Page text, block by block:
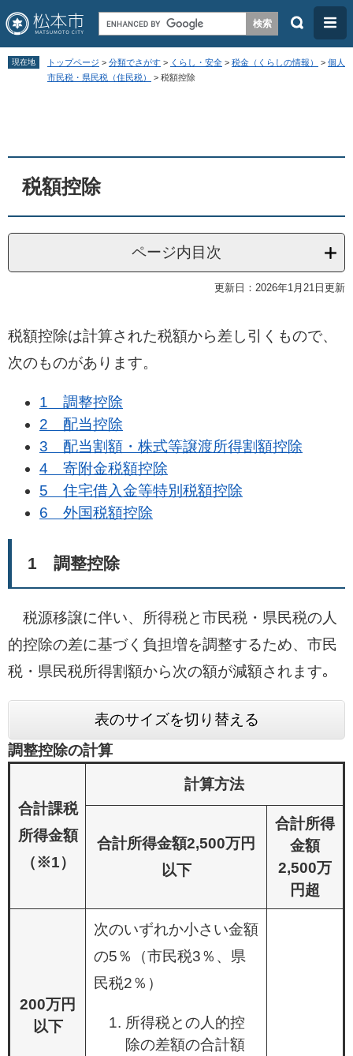
ペ
す
。
メ
し
て
検
メ
ニ
ュ
現在地 トップページ > 分類でさがす > くらし・安全 > 税金（くらしの情報） > 個人
市民税・県民税（住民税）
> 税額控除
税額控除
ページ内目次
更新日：2026年1月21日更新
税額控除は計算された税額から差し引くもので、
次のものがあります。
1 調整控除
2 配当控除
3 配当割額・株式等譲渡所得割額控除
4 寄附金税額控除
5 住宅借入金等特別税額控除
6 外国税額控除
1 調整控除
税源移譲に伴い、所得税と市民税・県民税の人
的控除の差に基づく負担増を調整するため、市民
税・県民税所得割額から次の額が減額されます｡
表のサイズを切り替える
調整控除の計算
合計課税
所得金額
（※1）
計算方法
合計所得金額2,500万円
以下
合計所得
金額
2,500万
円超
200万円
以下
次のいずれか小さい金額
の5％（市民税3％、県
民税2％）
所得税との人的控
除の差額の合計額